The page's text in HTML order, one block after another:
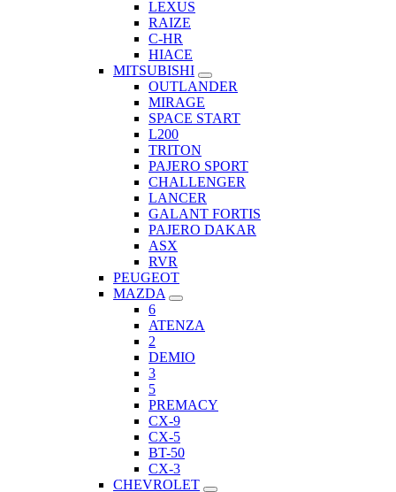
LEXUS
RAIZE
C-HR
HIACE
MITSUBISHI
OUTLANDER
MIRAGE
SPACE START
L200
TRITON
PAJERO SPORT
CHALLENGER
LANCER
GALANT FORTIS
PAJERO DAKAR
ASX
RVR
PEUGEOT
MAZDA
6
ATENZA
2
DEMIO
3
5
PREMACY
CX-9
CX-5
BT-50
CX-3
CHEVROLET